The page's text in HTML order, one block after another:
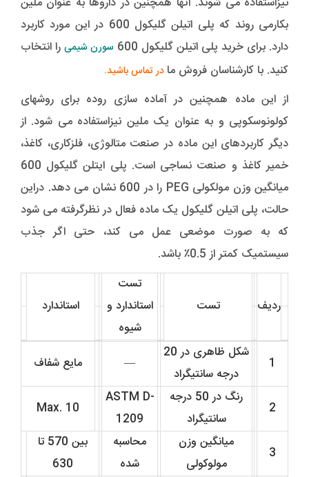
بکارمی روند که پلی اتیلن گلیکول 600 در این مورد کاربرد
دارد. برای خرید پلی اتیلن گلیکول 600
سورن شیمی را انتخاب
کنید. با کارشناسان فروش ما در تماس باشید
از این ماده همچنین در آماده سازی روده برای روشهای
کولونوسکوپی و به عنوان یک ملین نیزاستفاده می شود. از
دیگر کاربردهای این ماده در صنعت متالوژی، فلزکاری، کاغذ،
خمیر کاغذ و صنعت نساجی است. پلی ایتلن گلیکول 600
میانگین وزن مولکولی PEG را در 600 نشان می دهد. دراین
حالت، پلی اتیلن گلیکول یک ماده فعال در نظرگرفته می شود
که به صورت موضعی عمل می کند، حتی اگر جذب
سیستمیک کمتر از 0.5٪ باشد.
ردیف تست
تست
استاندارد و
شیوه
استاندارد
1
شکل ظاهری در 20
درجه سانتیگراد
— مایع شفاف
2
رنگ در 50 درجه
سانتیگراد
ASTM D-
1209
Max. 10
3
میانگین وزن
مولوکولی
محاسبه
شده
بین 570 تا
630